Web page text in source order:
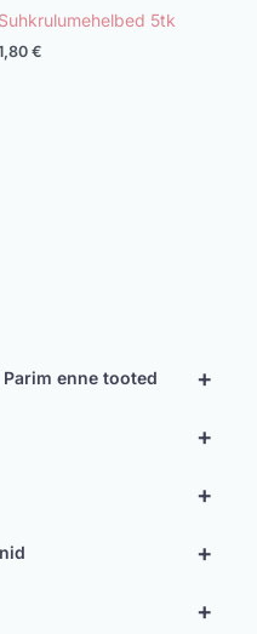
+
enne tooted
+
+
+
+
Suhkrulumehelbed 5tk
€